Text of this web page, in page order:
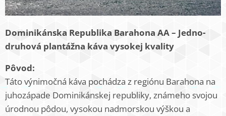
Dominikánska Republika Barahona AA – Jedno-
druhová plantážna káva vysokej kvality
Pôvod:
Táto výnimočná káva pochádza z regiónu Barahona na
juhozápade Dominikánskej republiky, známeho svojou
úrodnou pôdou, vysokou nadmorskou výškou a